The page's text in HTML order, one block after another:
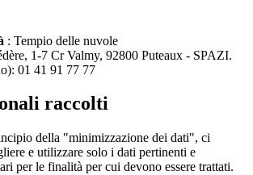
: Tempio delle nuvole
1-7 Cr Valmy, 92800 Puteaux - SPAZI.
01 41 91 77 77
raccolti
della "minimizzazione dei dati", ci
e utilizzare solo i dati pertinenti e
per le finalità per cui devono essere trattati.